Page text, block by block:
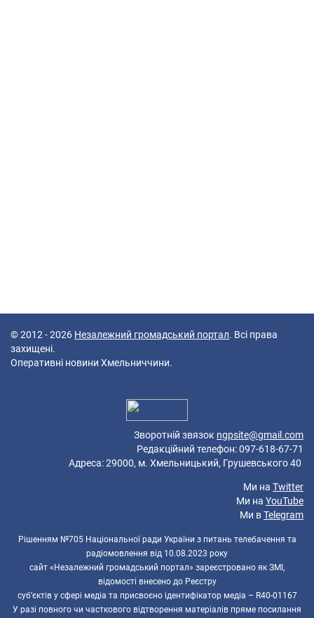
© 2012 - 2026 Незалежний громадський портал. Всі права
захищені.
Оперативні новини Хмельниччини.
Зворотній звязок ngpsite@gmail.com
Редакційний телефон: 097-618-67-71
Адреса: 29000, м. Хмельницький, Грушевського 40
Ми на Twitter
Ми на YouTube
Ми вTelegram
Рішенням №705 Національної ради України з питань телебачення та
радіомовлення від 10.08.2023 року
сайт «Незалежний громадський портал» зареєстровано як ЗМІ,
відомості внесено до Реєстру
суб’єктів у сфері медіа та присвоєно ідентифікатор медіа – R40-01167
У разі повного чи часткового відтворення матеріалів пряме посилання